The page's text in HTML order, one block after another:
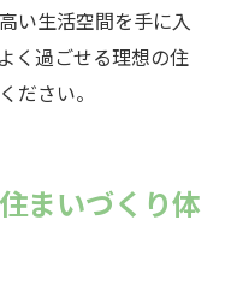
い生活空間を手に入
く過ごせる理想の住
ださい。
まいづくり体